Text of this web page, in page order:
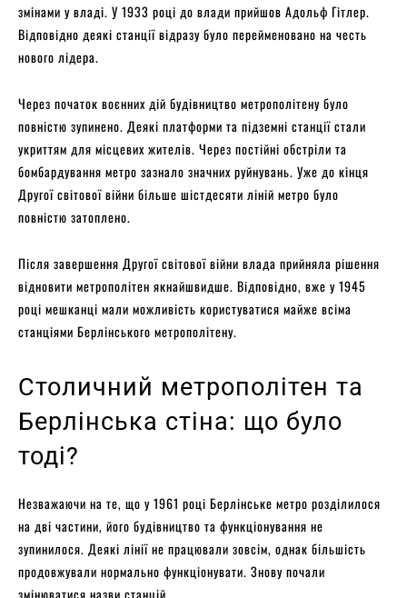
змінами у владі. У 1933 році до влади прийшов Адольф Гітлер.
Відповідно деякі станції відразу було перейменовано на честь
нового лідера.
Через початок воєнних дій будівництво метрополітену було
повністю зупинено. Деякі платформи та підземні станції стали
укриттям для місцевих жителів. Через постійні обстріли та
бомбардування метро зазнало значних руйнувань. Уже до кінця
Другої світової війни більше шістдесяти ліній метро було
повністю затоплено.
Після завершення Другої світової війни влада прийняла рішення
відновити метрополітен якнайшвидше. Відповідно, вже у 1945
році мешканці мали можливість користуватися майже всіма
станціями Берлінського метрополітену.
Столичний метрополітен та
Берлінська стіна: що було
тоді?
Незважаючи на те, що у 1961 році Берлінське метро розділилося
на дві частини, його будівництво та функціонування не
зупинилося. Деякі лінії не працювали зовсім, однак більшість
продовжували нормально функціонувати. Знову почали
змінюватися назви станцій.